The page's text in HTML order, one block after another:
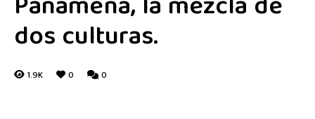
dos culturas.
1.9K 0 0